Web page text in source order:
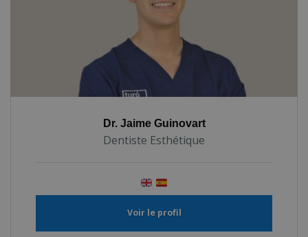
Dr. Jaime Guinovart
Dentiste Esthétique
Voir le profil